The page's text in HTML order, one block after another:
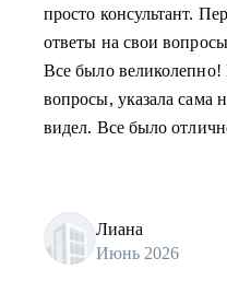
просто консультант.
ответы на свои
Все было великолепно!
вопросы, указала сама
видел. Все было
Лиана
Июнь 2026